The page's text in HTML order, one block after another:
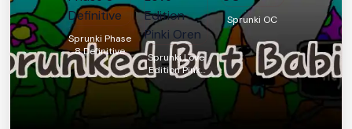
Sprunki Phase
8 Definitive
Sprunki Love
Edition Pinki
Oren
Sprunki OC